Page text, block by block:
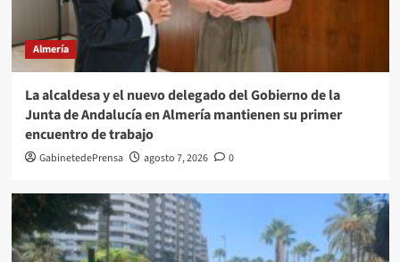
Almería
La alcaldesa y el nuevo delegado del Gobierno de la
Junta de Andalucía en Almería mantienen su primer
encuentro de trabajo
GabinetedePrensa agosto 7, 2026 0